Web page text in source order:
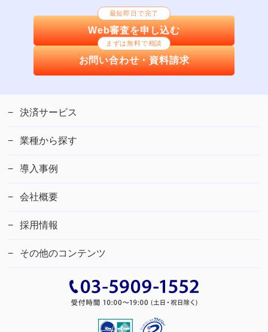
最短即日で完了
Web審査を申し込む
まずは無料で相談
お問い合わせ・資料請求
決済サービス
業種から探す
導入事例
会社概要
採用情報
その他のコンテンツ